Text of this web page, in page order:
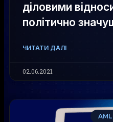
діловими
політично
ЧИТАТИ ДАЛІ
02.06.2021